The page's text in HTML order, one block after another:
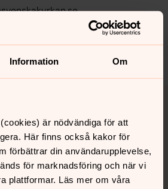
Information Om
är nödvändiga för att
Här finns också kakor för
förbättrar din användarupplevelse,
för marknadsföring och när vi
plattformar. Läs mer om våra